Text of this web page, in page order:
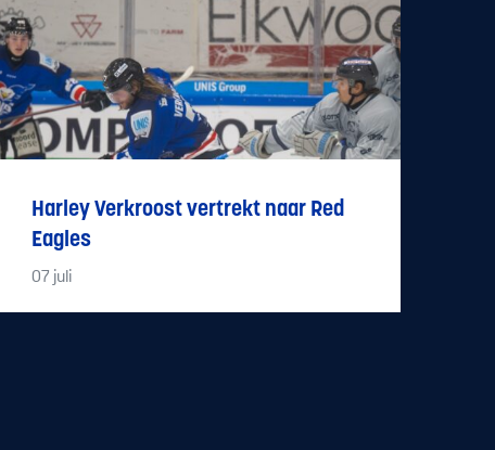
Harley Verkroost vertrekt naar Red
Eagles
07 juli